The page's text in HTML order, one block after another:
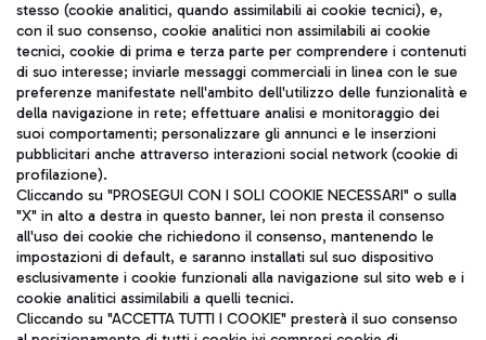
TRAVEL JOURNAL
ITA
Aeroporti di Roma S.p.A. - Società soggetta a direzione e
coordinamento di Mundys S.p.A.
stesso (cookie analitici, quando assimilabili ai cookie tecnici), e,
con il suo consenso, cookie analitici non assimilabili ai cookie
tecnici, cookie di prima e terza parte per comprendere i contenuti
di suo interesse; inviarle messaggi commerciali in linea con le sue
preferenze manifestate nell'ambito dell'utilizzo delle funzionalità e
della navigazione in rete; effettuare analisi e monitoraggio dei
suoi comportamenti; personalizzare gli annunci e le inserzioni
pubblicitari anche attraverso interazioni social network (cookie di
profilazione).
Cliccando su "PROSEGUI CON I SOLI COOKIE NECESSARI" o sulla
"X" in alto a destra in questo banner, lei non presta il consenso
all'uso dei cookie che richiedono il consenso, mantenendo le
impostazioni di default, e saranno installati sul suo dispositivo
esclusivamente i cookie funzionali alla navigazione sul sito web e i
cookie analitici assimilabili a quelli tecnici.
Cliccando su "ACCETTA TUTTI I COOKIE" presterà il suo consenso